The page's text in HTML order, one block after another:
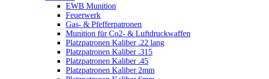
EWB Munition
Feuerwerk
Gas- & Pfefferpatronen
Munition für Co2- & Luftdruckwaffen
Platzpatronen Kaliber .22 lang
Platzpatronen Kaliber .315
Platzpatronen Kaliber .45
Platzpatronen Kaliber 2mm